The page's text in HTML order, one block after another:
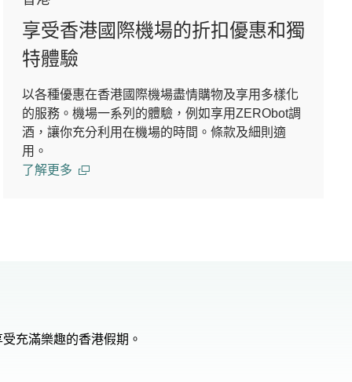
享受香港國際機場的折扣優惠和獨
特體驗
以各種優惠在香港國際機場盡情購物及享用多樣化
的服務。機場一系列的體驗，例如享用ZERObot調
酒，讓你充分利用在機場的時間。條款及細則適
用。
了解更多
充滿樂趣的香港假期。